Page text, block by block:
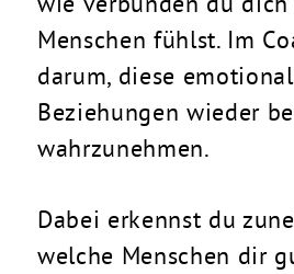
Menschen fühlst. Im
darum, diese
Beziehungen wieder
wahrzunehmen.
Dabei erkennst du
welche Menschen dir